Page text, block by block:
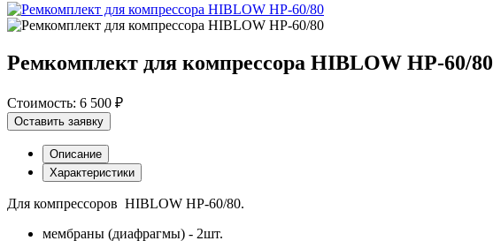
Ремкомплект для компрессора HIBLOW HP-60/80
Стоимость: 6 500 ₽
Оставить заявку
Описание
Характеристики
Для компрессоров HIBLOW HP-60/80.
мембраны (диафрагмы) - 2шт.